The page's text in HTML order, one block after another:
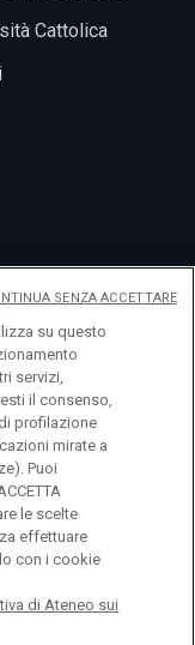
Cattolica
Largo A.
su questo
servizi,
il consenso,
profilazione
mirate a
Puoi
le scelte
effettuare
con i cookie
di Ateneo sui
SENZA ACCETTARE